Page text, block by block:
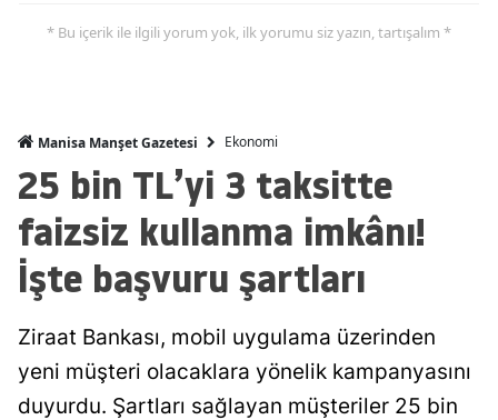
* Bu içerik ile ilgili yorum yok, ilk yorumu siz yazın, tartışalım *
Manisa Manşet Gazetesi Ekonomi
25 bin TL’yi 3 taksitte
faizsiz kullanma imkânı!
İşte başvuru şartları
Ziraat Bankası, mobil uygulama üzerinden
yeni müşteri olacaklara yönelik kampanyasını
duyurdu. Şartları sağlayan müşteriler 25 bin